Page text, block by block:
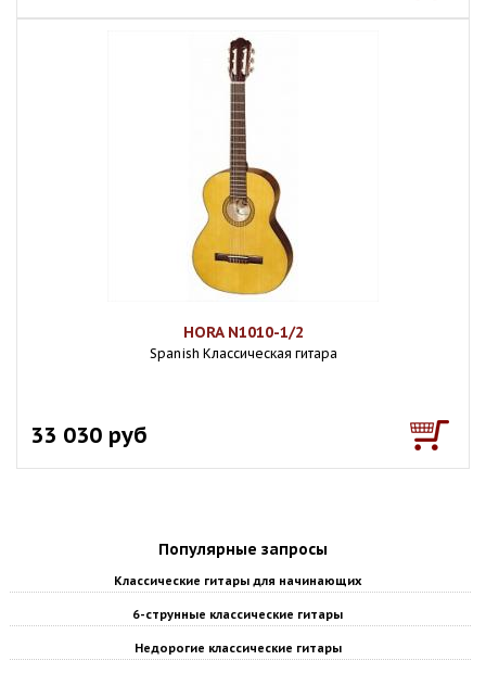
HORA N1010-1/2
Spanish Классическая гитара
33 030 руб
Популярные запросы
Классические гитары для начинающих
6-струнные классические гитары
Недорогие классические гитары